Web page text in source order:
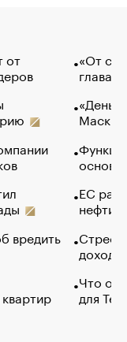
от
вредить
«От
глава
Маск в
основ
ЕС
нефти
Что
для